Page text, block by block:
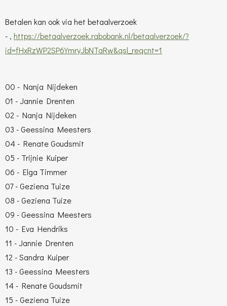
Betalen kan ook via het betaalverzoek
- , https://betaalverzoek.rabobank.nl/betaalverzoek/?
id=fHxRzWP2SP6YmryJbNTaRw&qsl_reqcnt=1
00 - Nanja Nijdeken
01 - Jannie Drenten
02 - Nanja Nijdeken
03 - Geessina Meesters
04 - Renate Goudsmit
05 - Trijnie Kuiper
06 - Elga Timmer
07 - Geziena Tuize
08 - Geziena Tuize
09 - Geessina Meesters
10 - Eva Hendriks
11 - Jannie Drenten
12 - Sandra Kuiper
13 - Geessina Meesters
14 - Renate Goudsmit
15 - Geziena Tuize